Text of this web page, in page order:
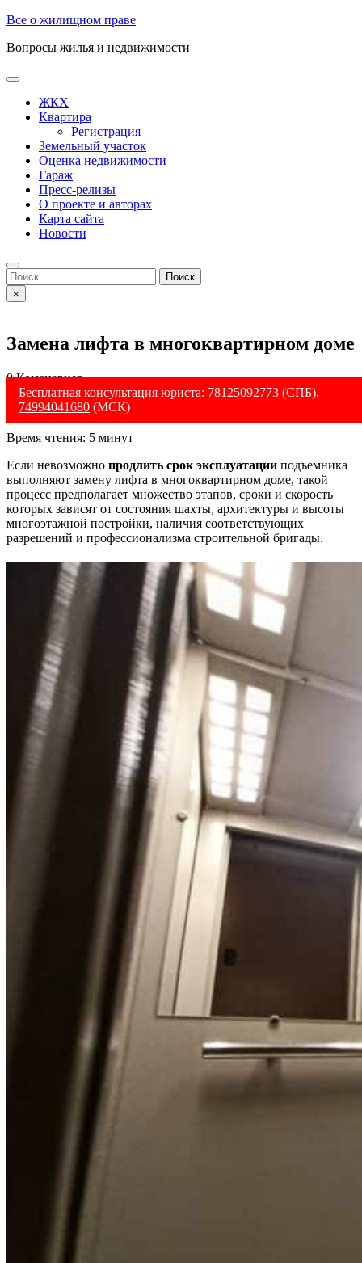
Skip
content
Все о жилищном праве
Вопросы жилья и недвижимости
Open
ButtonЖКХ
Квартира
Регистрация
Земельный участок
Оценка недвижимости
Гараж
Пресс-релизы
О проекте и авторах
Карта сайта
Новости
Close
Button
Search
for:
×
Замена лифта в многоквартирном доме
0 Коменариев
Бесплатная консультация юриста: 78125092773 (СПБ),
74994041680 (МСК)
Время чтения: 5 минут
Если невозможно продлить срок эксплуатации подъемника
выполняют замену лифта в многоквартирном доме, такой
процесс предполагает множество этапов, сроки и скорость
которых зависят от состояния шахты, архитектуры и высоты
многоэтажной постройки, наличия соответствующих
разрешений и профессионализма строительной бригады.